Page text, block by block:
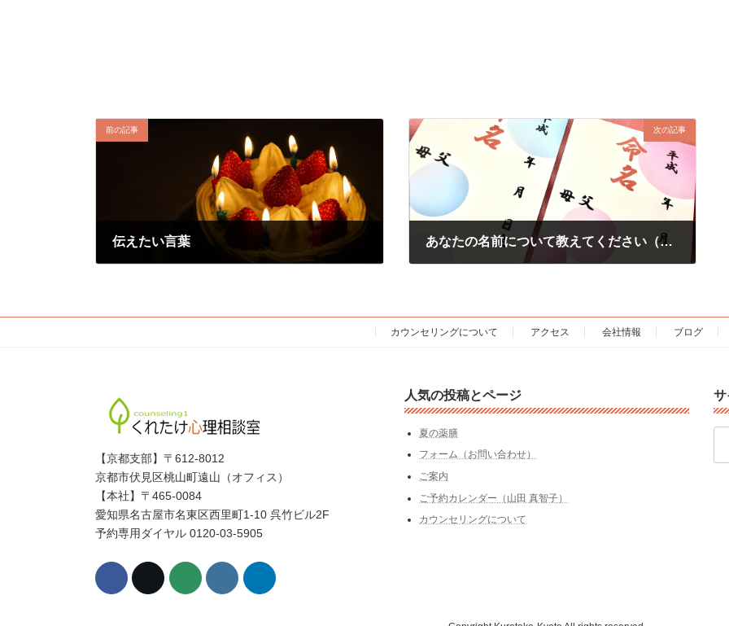
前の記事
伝えたい言葉
次の記事
あなたの名前について教えてください（くれたけ＃９３）
カウンセリングについて アクセス 会社情報 ブログ
【京都支部】〒612-8012
京都市伏見区桃山町遠山（オフィス）
【本社】〒465-0084
愛知県名古屋市名東区西里町1-10 呉竹ビル2F
予約専用ダイヤル 0120-03-5905
人気の投稿とページ
夏の薬膳
フォーム（お問い合わせ）
ご案内
ご予約カレンダー（山田 真智子）
カウンセリングについて
サ
検